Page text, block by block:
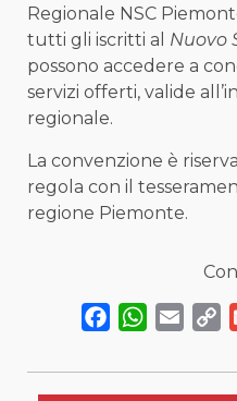
Regionale NSC
tutti gli iscritti al Nuovo
possono accedere a
servizi offerti, valide
regionale.
La convenzione è
regola con il
regione Piemonte.
FacebookWhatsApp
Email